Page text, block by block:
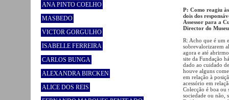
ANA PINTO COELHO
MASBEDO
VICTOR GORGULHO
ISABELLE FERREIRA
CARLOS BUNGA
ALEXANDRA BIRCKEN
ALICE DOS REIS
P: Como reagiu
dois dos
Assessor para a
Director do
R: Acho que é um
sobrevalorizarem
agora e até
site da Fundação
dado ao cuidado
houve alguns
em relação à
acessório em
Colecção é boa ou
sociedade ou não,